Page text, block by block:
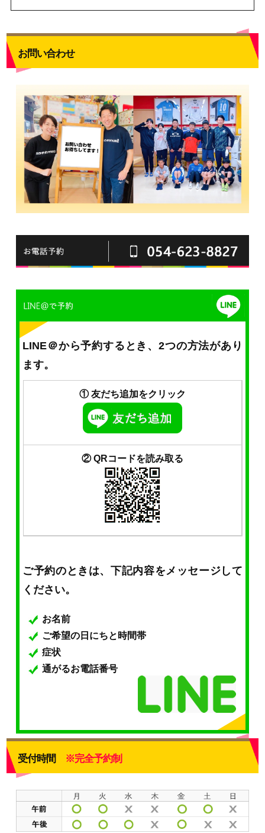
お問い合わせ
LINE＠から予約するとき、2つの方法があり
ます。
① 友だち追加をクリック
② QRコードを読み取る
ご予約のときは、下記内容をメッセージして
ください。
お名前
ご希望の日にちと時間帯
症状
通がるお電話番号
受付時間 ※完全予約制